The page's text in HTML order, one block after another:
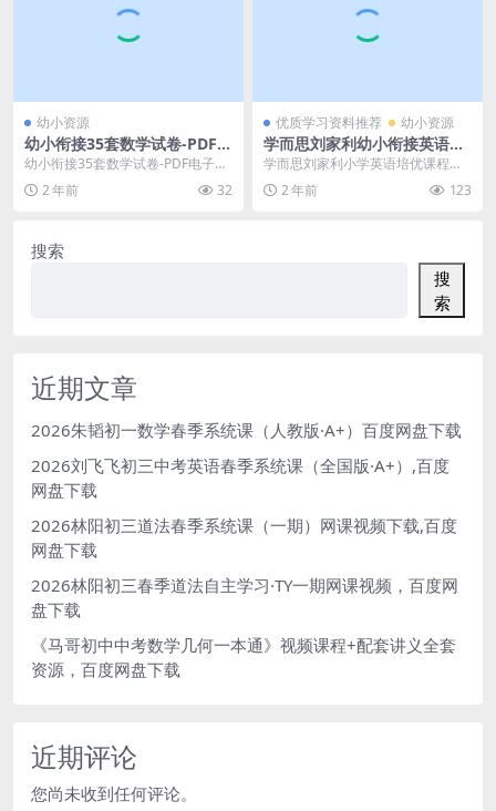
幼小资源
幼小衔接35套数学试卷-PDF电
子档, 大小 11.36M 总页数 61
页 电子版下载
幼小衔接35套数学试卷-PDF电子档,
大小 11.36M 总页数 61 页 电...
2 年前 32
优质学习资料推荐 幼小资源
学而思刘家利幼小衔接英语培
优班-秋季班9课时(资源合计1
3.42GB）百度网盘下载
学而思刘家利小学英语培优课程，
本课程共13.4G，VIP会员可通过百
度网盘转存下...
2 年前 123
搜索
搜
索
近期文章
2026朱韬初一数学春季系统课（人教版·A+）百度网盘下载
2026刘飞飞初三中考英语春季系统课（全国版·A+）,百度
网盘下载
2026林阳初三道法春季系统课（一期）网课视频下载,百度
网盘下载
2026林阳初三春季道法自主学习·TY一期网课视频，百度网
盘下载
《马哥初中中考数学几何一本通》视频课程+配套讲义全套
资源，百度网盘下载
近期评论
您尚未收到任何评论。